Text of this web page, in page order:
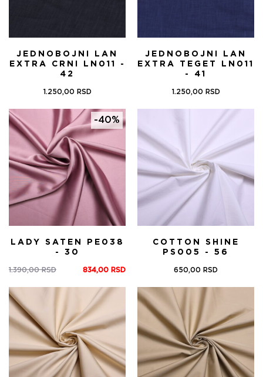
JEDNOBOJNI LAN
EXTRA CRNI LN011 -
42
1.250,00 RSD
JEDNOBOJNI LAN
EXTRA TEGET LN011
- 41
1.250,00 RSD
-40%
LADY SATEN PE038
- 30
1.390,00RSD
Оригинална
цена
1.390,00 RSD.
834,00 RSD
Тренутна
цена
834,00 RSD.
COTTON SHINE
PS005 - 56
650,00 RSD